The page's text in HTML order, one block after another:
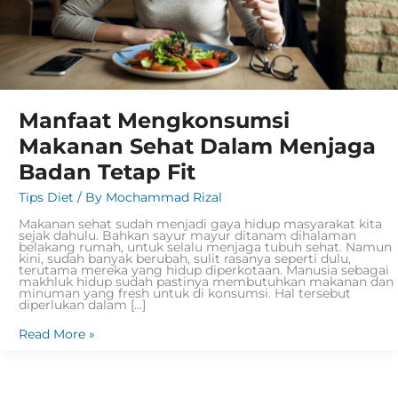
Manfaat Mengkonsumsi
Makanan Sehat Dalam Menjaga
Badan Tetap Fit
Tips Diet / By Mochammad Rizal
Makanan sehat sudah menjadi gaya hidup masyarakat kita
sejak dahulu. Bahkan sayur mayur ditanam dihalaman
belakang rumah, untuk selalu menjaga tubuh sehat. Namun
kini, sudah banyak berubah, sulit rasanya seperti dulu,
terutama mereka yang hidup diperkotaan. Manusia sebagai
makhluk hidup sudah pastinya membutuhkan makanan dan
minuman yang fresh untuk di konsumsi. Hal tersebut
diperlukan dalam […]
Read More »